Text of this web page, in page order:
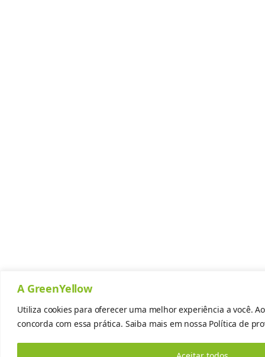
A GreenYellow
Utiliza cookies para oferecer uma melhor experiência a você.
concorda com essa prática. Saiba mais em nossa Política de